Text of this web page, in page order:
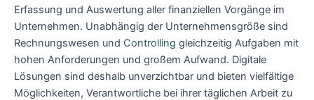
Erfassung und Auswertung aller finanziellen Vorgänge im
Unternehmen. Unabhängig der Unternehmensgröße sind
Rechnungswesen und Controlling gleichzeitig Aufgaben mit
hohen Anforderungen und großem Aufwand. Digitale
Lösungen sind deshalb unverzichtbar und bieten vielfältige
Möglichkeiten, Verantwortliche bei ihrer täglichen Arbeit zu